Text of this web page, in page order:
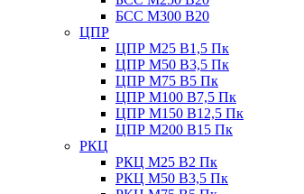
БСС М300 B20
ЦПР
ЦПР М25 B1,5 Пк
ЦПР М50 B3,5 Пк
ЦПР М75 B5 Пк
ЦПР М100 B7,5 Пк
ЦПР М150 B12,5 Пк
ЦПР М200 B15 Пк
РКЦ
РКЦ М25 B2 Пк
РКЦ М50 В3,5 Пк